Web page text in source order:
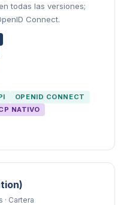
todas las versiones;
Connect.
OPENID CONNECT
NATIVO
Cartera